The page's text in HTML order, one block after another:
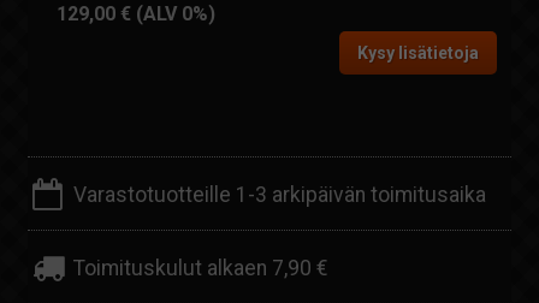
129,00 € (ALV 0%)
Kysy lisätietoja
Varastotuotteille 1-3 arkipäivän toimitusaika
Toimituskulut alkaen 7,90 €